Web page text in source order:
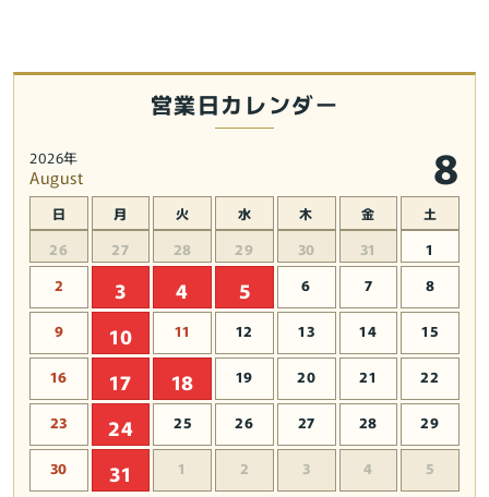
営業日カレンダー
2026年
August 8
日 月 火 水 木 金 土
26 27 28 29 30 31
1
2
3 4 5 6 7 8
9 10 11 12 13 14 15
16 17 18 19 20 21 22
23 24 25 26 27 28 29
30 31 1 2 3 4 5